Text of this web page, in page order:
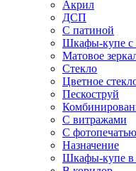
Акрил
ДСП
С патиной
Шкафы-купе с
Матовое
Стекло
Цветное
Пескоструй
С витражами
С фотопечатью
Назначение
Шкафы-купе в